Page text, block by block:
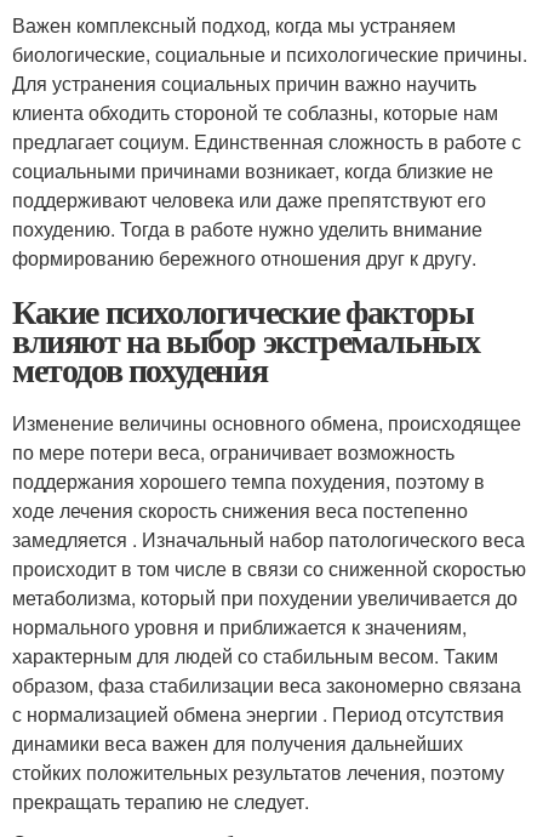
Важен комплексный подход, когда мы устраняем
биологические, социальные и психологические причины.
Для устранения социальных причин важно научить
клиента обходить стороной те соблазны, которые нам
предлагает социум. Единственная сложность в работе с
социальными причинами возникает, когда близкие не
поддерживают человека или даже препятствуют его
похудению. Тогда в работе нужно уделить внимание
формированию бережного отношения друг к другу.
Какие психологические факторы
влияют на выбор экстремальных
методов похудения
Изменение величины основного обмена, происходящее
по мере потери веса, ограничивает возможность
поддержания хорошего темпа похудения, поэтому в
ходе лечения скорость снижения веса постепенно
замедляется . Изначальный набор патологического веса
происходит в том числе в связи со сниженной скоростью
метаболизма, который при похудении увеличивается до
нормального уровня и приближается к значениям,
характерным для людей со стабильным весом. Таким
образом, фаза стабилизации веса закономерно связана
с нормализацией обмена энергии . Период отсутствия
динамики веса важен для получения дальнейших
стойких положительных результатов лечения, поэтому
прекращать терапию не следует.